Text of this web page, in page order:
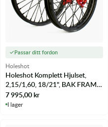
Passar ditt fordon
Holeshot
Holeshot Komplett Hjulset,
2,15/1,60, 18/21", BAK FRAM,
MATT SVART RÖD KTM 125
EXC 16 - m.fl.
7 995,00kr
I lager